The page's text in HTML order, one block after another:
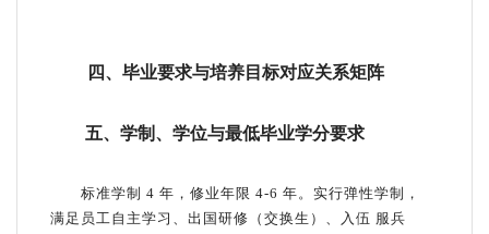
四、毕业要求与培养目标对应关系矩阵
五、学制、学位与最低毕业学分要求
标准学制 4 年，修业年限 4-6 年。实行弹性学制，
满足员工自主学习、出国研修（交换生）、入伍 服兵